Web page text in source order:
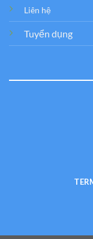
Liên hệ
Tuyển dụng